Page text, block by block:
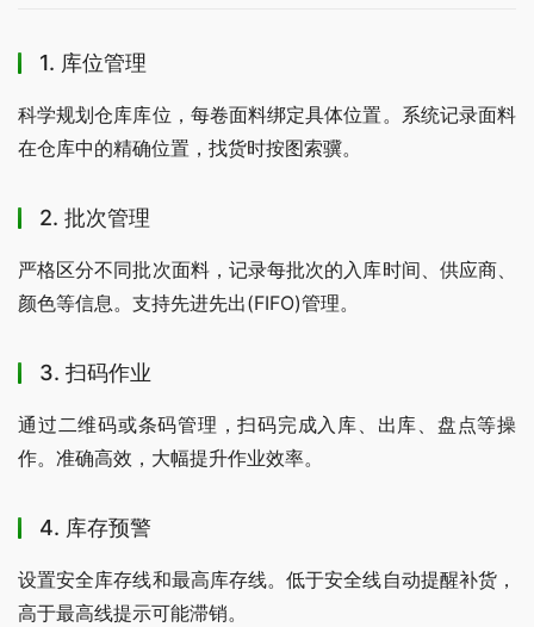
1. 库位管理
科学规划仓库库位，每卷面料绑定具体位置。系统记录面料
在仓库中的精确位置，找货时按图索骥。
2. 批次管理
严格区分不同批次面料，记录每批次的入库时间、供应商、
颜色等信息。支持先进先出(FIFO)管理。
3. 扫码作业
通过二维码或条码管理，扫码完成入库、出库、盘点等操
作。准确高效，大幅提升作业效率。
4. 库存预警
设置安全库存线和最高库存线。低于安全线自动提醒补货，
高于最高线提示可能滞销。